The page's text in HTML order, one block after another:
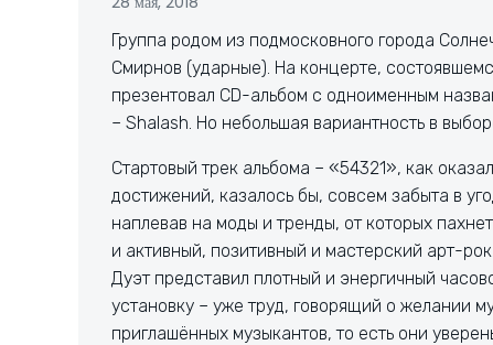
Группа родом из подмосковного города
Смирнов (ударные). На концерте,
презентовал CD-альбом с одноименным
– Shalash. Но небольшая вариантность в
Стартовый трек альбома – «54321», как
достижений, казалось бы, совсем забыта в
наплевав на моды и тренды, от которых
и активный, позитивный и мастерский арт-рок.
Дуэт представил плотный и энергичный
установку – уже труд, говорящий о желании
приглашённых музыкантов, то есть они